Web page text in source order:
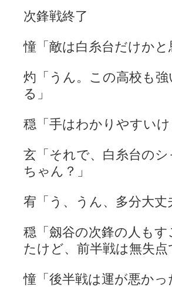
次鋒戦終了
憧「敵は白糸台だけかと
灼「うん。この高校も
る」
穏「手はわかりやすい
玄「それで、白糸台の
ちゃん？」
宥「う、うん、多分大
穏「劔谷の次鋒の人も
たけど、前半戦は無失点
憧「後半戦は運が悪か